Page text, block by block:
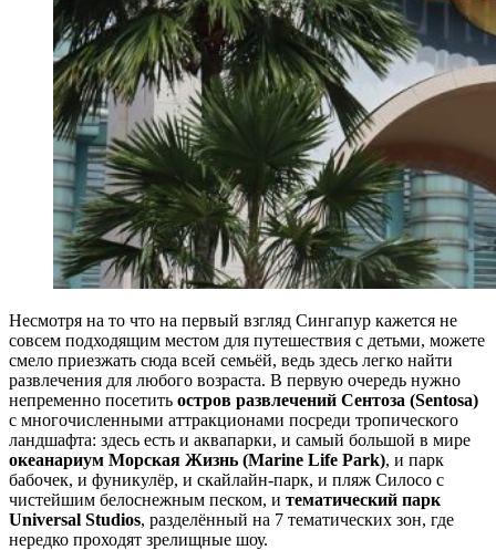
Несмотря на то что на первый взгляд Сингапур кажется не
совсем подходящим местом для путешествия с детьми, можете
смело приезжать сюда всей семьёй, ведь здесь легко найти
развлечения для любого возраста. В первую очередь нужно
непременно посетить остров развлечений Сентоза (Sentosa)
с многочисленными аттракционами посреди тропического
ландшафта: здесь есть и аквапарки, и самый большой в мире
океанариум Морская Жизнь (Marine Life Park), и парк
бабочек, и фуникулёр, и скайлайн-парк, и пляж Силосо с
чистейшим белоснежным песком, и тематический парк
Universal Studios, разделённый на 7 тематических зон, где
нередко проходят зрелищные шоу.